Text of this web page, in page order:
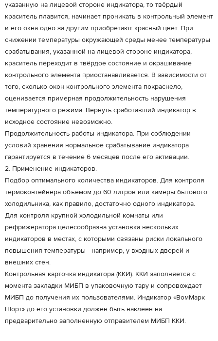
указанную на лицевой стороне индикатора, то твёрдый
краситель плавится, начинает проникать в контрольный элемент
и его окна одно за другим приобретают красный цвет. При
снижении температуры окружающей среды менее температуры
срабатывания, указанной на лицевой стороне индикатора,
краситель переходит в твёрдое состояние и окрашивание
контрольного элемента приостанавливается. В зависимости от
того, сколько окон контрольного элемента покраснело,
оценивается примерная продолжительность нарушения
температурного режима. Вернуть сработавший индикатор в
исходное состояние невозможно.
Продолжительность работы индикатора. При соблюдении
условий хранения нормальное срабатывание индикатора
гарантируется в течение 6 месяцев после его активации.
2. Применение индикаторов.
Подбор оптимального количества индикаторов. Для контроля
термоконтейнера объёмом до 60 литров или камеры бытового
холодильника, как правило, достаточно одного индикатора.
Для контроля крупной холодильной комнаты или
рефрижератора целесообразна установка нескольких
индикаторов в местах, с которыми связаны риски локального
повышения температуры - например, у входных дверей и
внешних стен.
Контрольная карточка индикатора (ККИ). ККИ заполняется с
момента закладки МИБП в упаковочную тару и сопровождает
МИБП до получения их пользователями. Индикатор «ВомМарк
Шорт» до его установки должен быть наклеен на
предварительно заполненную отправителем МИБП ККИ.